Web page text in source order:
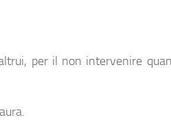
per il non intervenire